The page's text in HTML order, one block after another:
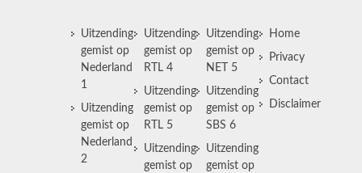
Uitzending
gemist op
Nederland
1
Uitzending
gemist op
Nederland
2
Uitzending
gemist op
RTL 4
Uitzending
gemist op
RTL 5
Uitzending
gemist op
Uitzending
gemist op
NET 5
Uitzending
gemist op
SBS 6
Uitzending
gemist op
Home
Privacy
Contact
Disclaimer